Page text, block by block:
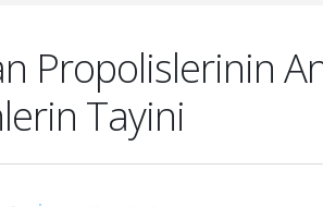
Propolislerinin
Tayini